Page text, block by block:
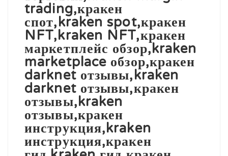
trading,кракен
спот,kraken spot,кракен
NFT,kraken NFT,кракен
маркетплейс обзор,kraken
marketplace обзор,кракен
darknet отзывы,kraken
darknet отзывы,кракен
отзывы,kraken
отзывы,кракен
инструкция,kraken
инструкция,кракен